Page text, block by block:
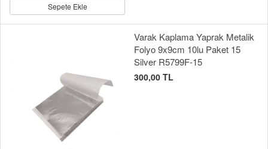
Sepete Ekle
Varak Kaplama Yaprak Metalik
Folyo 9x9cm 10lu Paket 15
Silver R5799F-15
300,00 TL